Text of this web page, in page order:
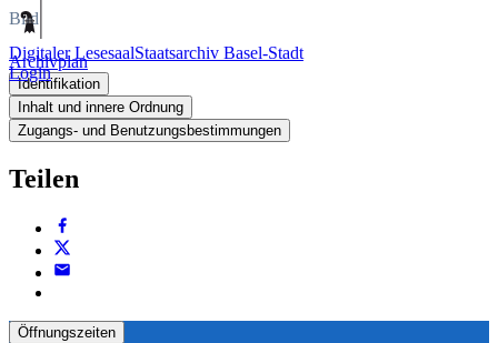
Digitaler LesesaalStaatsarchiv Basel-Stadt
Login
Bild
Archivplan
Identifikation
Inhalt und innere Ordnung
Zugangs- und Benutzungsbestimmungen
Teilen
Öffnungszeiten